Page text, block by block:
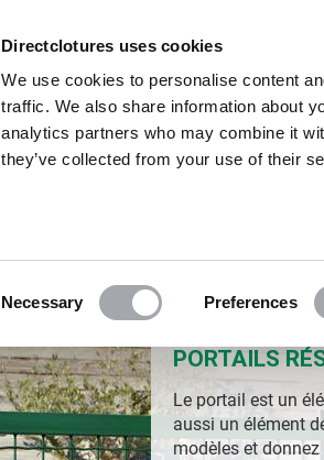
Directclotures uses cookies
We use cookies to personalise content
traffic. We also share information about
analytics partners who may combine it
they’ve collected from your use of their
Necessary Preferences
PORTAILS
Le portail est un
aussi un élément
modèles et